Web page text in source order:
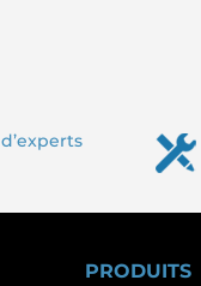
PRODUITS